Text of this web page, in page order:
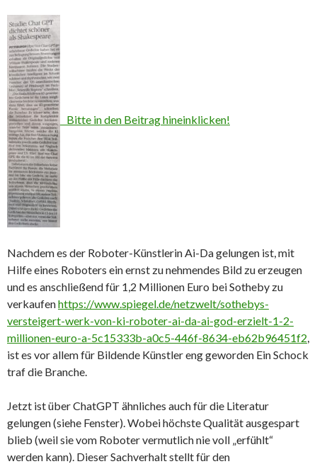
Bitte in den Beitrag hineinklicken!
Nachdem es der Roboter-Künstlerin Ai-Da gelungen ist, mit
Hilfe eines Roboters ein ernst zu nehmendes Bild zu erzeugen
und es anschließend für 1,2 Millionen Euro bei Sotheby zu
verkaufenhttps://www.spiegel.de/netzwelt/sothebys-
versteigert-werk-von-ki-roboter-ai-da-ai-god-erzielt-1-2-
millionen-euro-a-5c15333b-a0c5-446f-8634-eb62b96451f2
ist es vor allem für Bildende Künstler eng geworden Ein Schock
traf die Branche.
Jetzt ist über ChatGPT ähnliches auch für die Literatur
gelungen (siehe Fenster). Wobei höchste Qualität ausgespart
blieb (weil sie vom Roboter vermutlich nie voll „erfühlt“
werden kann). Dieser Sachverhalt stellt für den